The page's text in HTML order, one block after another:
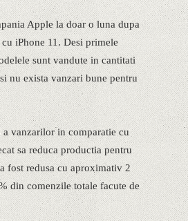
Apple la doar o luna dupa
iPhone 11. Desi primele
sunt vandute in cantitati
nu exista vanzari bune pentru
vanzarilor in comparatie cu
sa reduca productia pentru
fost redusa cu aproximativ 2
din comenzile totale facute de